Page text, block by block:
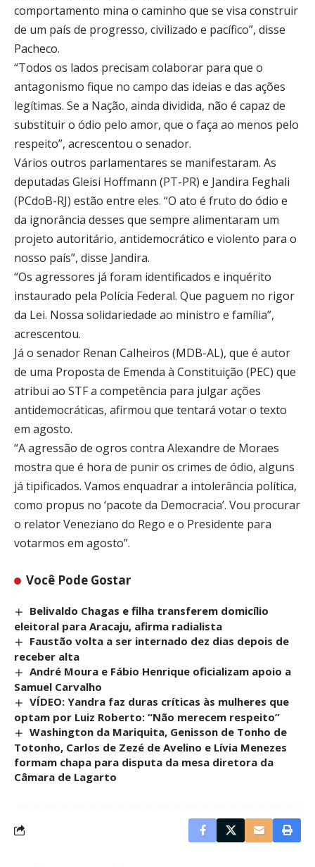
comportamento mina o caminho que se visa construir
de um país de progresso, civilizado e pacífico”, disse
Pacheco.
“Todos os lados precisam colaborar para que o
antagonismo fique no campo das ideias e das ações
legítimas. Se a Nação, ainda dividida, não é capaz de
substituir o ódio pelo amor, que o faça ao menos pelo
respeito”, acrescentou o senador.
Vários outros parlamentares se manifestaram. As
deputadas Gleisi Hoffmann (PT-PR) e Jandira Feghali
(PCdoB-RJ) estão entre eles. “O ato é fruto do ódio e
da ignorância desses que sempre alimentaram um
projeto autoritário, antidemocrático e violento para o
nosso país”, disse Jandira.
“Os agressores já foram identificados e inquérito
instaurado pela Polícia Federal. Que paguem no rigor
da Lei. Nossa solidariedade ao ministro e família”,
acrescentou.
Já o senador Renan Calheiros (MDB-AL), que é autor
de uma Proposta de Emenda à Constituição (PEC) que
atribui ao STF a competência para julgar ações
antidemocráticas, afirmou que tentará votar o texto
em agosto.
“A agressão de ogros contra Alexandre de Moraes
mostra que é hora de punir os crimes de ódio, alguns
já tipificados. Vamos enquadrar a intolerância política,
como propus no ‘pacote da Democracia’. Vou procurar
o relator Veneziano do Rego e o Presidente para
votarmos em agosto”.
Você Pode Gostar
Belivaldo Chagas e filha transferem domicílio
eleitoral para Aracaju, afirma radialista
Faustão volta a ser internado dez dias depois de
receber alta
André Moura e Fábio Henrique oficializam apoio a
Samuel Carvalho
VÍDEO: Yandra faz duras críticas às mulheres que
optam por Luiz Roberto: “Não merecem respeito”
Washington da Mariquita, Genisson de Tonho de
Totonho, Carlos de Zezé de Avelino e Lívia Menezes
formam chapa para disputa da mesa diretora da
Câmara de Lagarto